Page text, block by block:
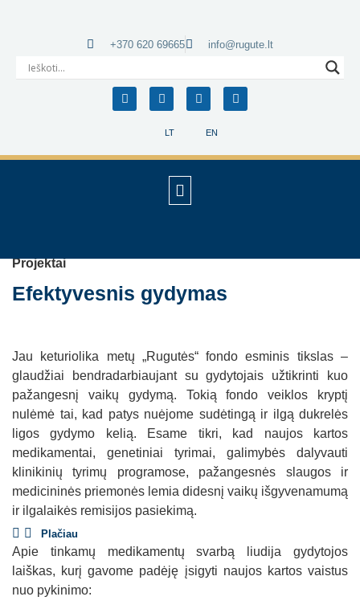
LT EN
+370 620 69665 info@rugute.lt
Projektai
Efektyvesnis gydymas
Jau keturiolika metų „Rugutės“ fondo esminis tikslas –
glaudžiai bendradarbiaujant su gydytojais užtikrinti kuo
pažangesnį vaikų gydymą. Tokią fondo veiklos kryptį
nulėmė tai, kad patys nuėjome sudėtingą ir ilgą dukrelės
ligos gydymo kelią. Esame tikri, kad naujos kartos
medikamentai, genetiniai tyrimai, galimybės dalyvauti
klinikinių tyrimų programose, pažangesnės slaugos ir
medicininės priemonės lemia didesnį vaikų išgyvenamumą
ir ilgalaikės remisijos pasiekimą.
Plačiau
Apie tinkamų medikamentų svarbą liudija gydytojos
laiškas, kurį gavome padėję įsigyti naujos kartos vaistus
nuo pykinimo: